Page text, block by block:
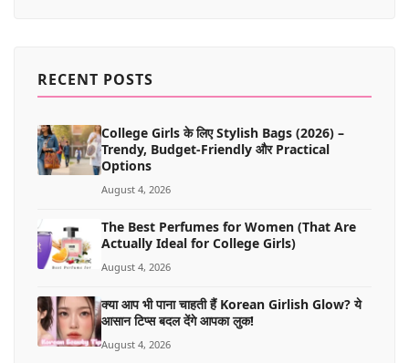
RECENT POSTS
College Girls के लिए Stylish Bags (2026) –
Trendy, Budget-Friendly और Practical
Options
August 4, 2026
The Best Perfumes for Women (That Are
Actually Ideal for College Girls)
August 4, 2026
क्या आप भी पाना चाहती हैं Korean Girlish Glow? ये
आसान टिप्स बदल देंगे आपका लुक!
August 4, 2026